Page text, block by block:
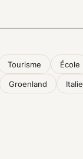
Tourisme École
Groenland Italie